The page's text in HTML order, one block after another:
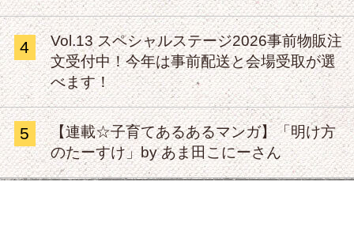
4
Vol.13 スペシャルステージ2026事前物販注
文受付中！今年は事前配送と会場受取が選
べます！
5
【連載☆子育てあるあるマンガ】「明け方
のたーすけ」by あま田こにーさん